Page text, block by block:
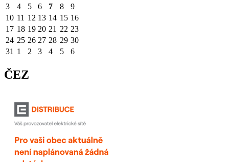
3
4 5 6 7 8
9
10 11 12 13 14 15 16
17 18 19 20 21 22 23
24 25 26 27 28 29 30
31 1 2 3 4 5 6
ČEZ